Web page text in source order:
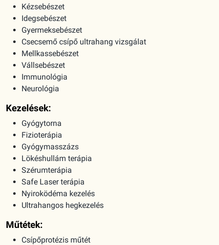
Kézsebészet
Idegsebészet
Gyermeksebészet
Csecsemő csípő ultrahang vizsgálat
Mellkassebészet
Vállsebészet
Immunológia
Neurológia
Kezelések:
Gyógytorna
Fizioterápia
Gyógymasszázs
Lökéshullám terápia
Szérumterápia
Safe Laser terápia
Nyiroködéma kezelés
Ultrahangos hegkezelés
Műtétek:
Csípőprotézis műtét